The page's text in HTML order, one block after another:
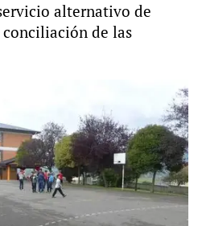
alternativo de
de las